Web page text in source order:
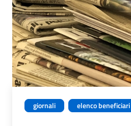
giornali elenco beneficiari